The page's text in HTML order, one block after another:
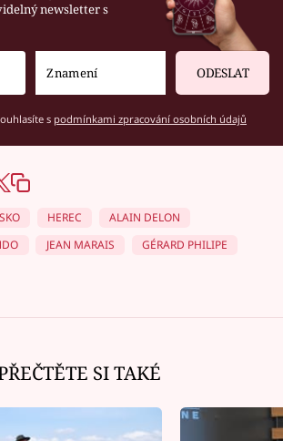
newsletter s
ODESLAT
s podmínkami zpracování osobních údajů
HEREC
ALAIN DELON
JEAN MARAIS
GÉRARD PHILIPE
SI TAKÉ